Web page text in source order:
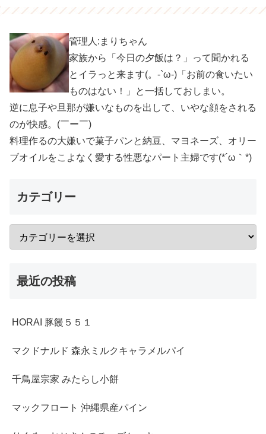
管理人:まりちゃん
家族から「今日の夕飯は？」って聞かれる
とイラっと来ます(。-`ω-)「お前の食いたい
ものはない！」と一括しておしまい。
逆に息子や旦那が嫌いなものを出して、いやな顔をされる
のが快感。(￣ー￣)
料理作るの大嫌いで菓子パンと納豆、マヨネーズ、オリー
ブオイルをこよなく愛する性悪なパート主婦です(*´ω｀*)
カテゴリー
最近の投稿
HORAI 豚饅５５１
マクドナルド 森永ミルクキャラメルパイ
千鳥屋宗家 みたらし小餅
マックフロート 沖縄県産パイン